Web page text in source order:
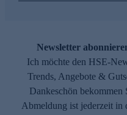
Newsletter
Ich möchte den HSE-
Trends, Angebote &
Dankeschön bekommen
Abmeldung ist jederzeit